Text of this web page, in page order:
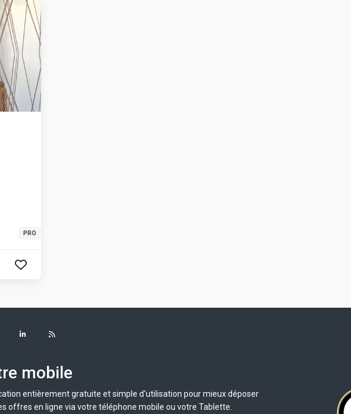
PRO
mobile
entièrement gratuite et simple d'utilisation pour mieux déposer
offres en ligne via votre téléphone mobile ou votre Tablette.